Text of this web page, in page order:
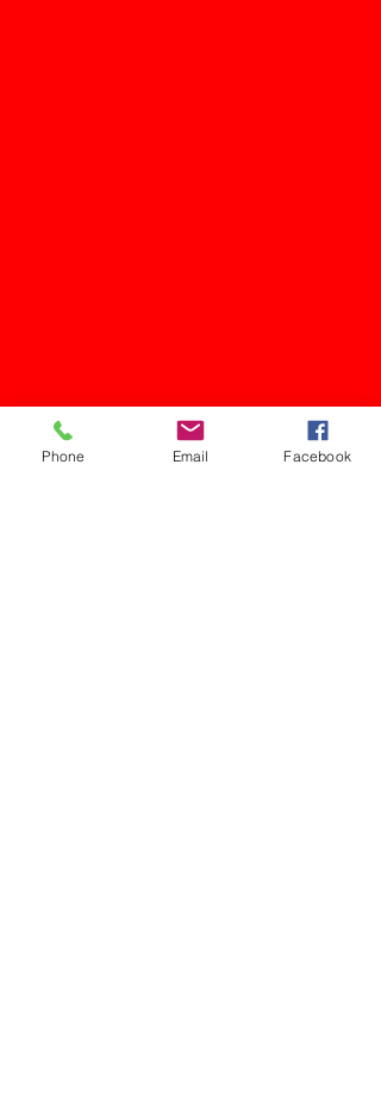
Phone Email Facebook